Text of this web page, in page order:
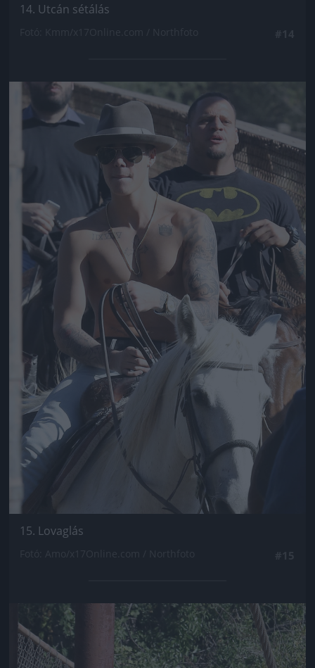
14. Utcán sétálás
Jön még kép!
15. Lovaglás
Jön még kép!